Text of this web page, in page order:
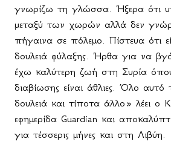
γνωρίζω τη γλώσσα. Ήξερα ότι
μεταξύ των χωρών αλλά δεν
πήγαινα σε πόλεμο. Πίστευα ότι
δουλειά φύλαξης. Ήρθα για να
έχω καλύτερη ζωή στη Συρία
διαβίωσης είναι άθλιες. Όλο
δουλειά και τίποτα άλλο» λέει ο
εφημερίδα Guardian και
για τέσσερις μήνες και στη Λιβύη.